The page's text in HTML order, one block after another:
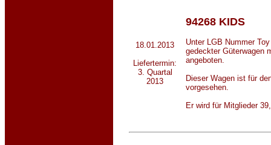
18.01.2013
Liefertermin:
3. Quartal
2013
94268 KIDS
Unter LGB Nummer
gedeckter Güterwagen
angeboten.
Dieser Wagen ist für
vorgesehen.
Er wird für Mitglieder